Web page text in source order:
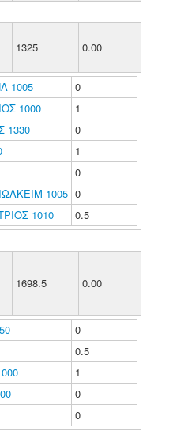
1325 0.00
1005
0
1000
1
1330
0
1
0
1005 0
1010
0.5
1698.5 0.00
0
0.5
1
0
0